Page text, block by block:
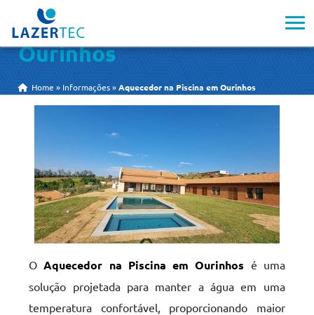
Aquecedor na Piscina em
Ourinhos
Home » Informações »Aquecedor na Piscina em Ourinhos
OAquecedor na Piscina em Ourinhos é uma
solução projetada para manter a água em uma
temperatura confortável, proporcionando maior